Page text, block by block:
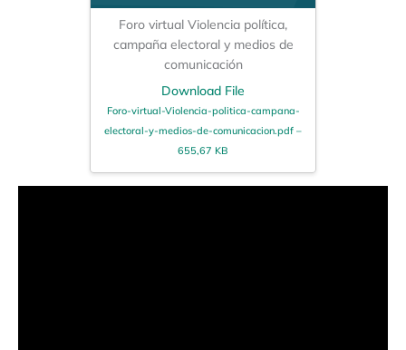
Foro virtual Violencia política,
campaña electoral y medios de
comunicación
Download File
Foro-virtual-Violencia-politica-campana-
electoral-y-medios-de-comunicacion.pdf –
655,67 KB